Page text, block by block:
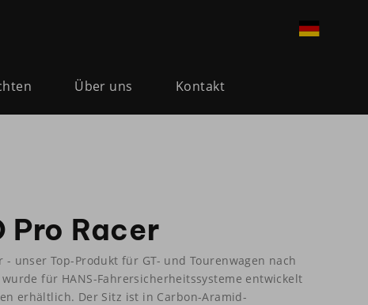
Über uns Kontakt
Pro Racer
- unser Top-Produkt für GT- und Tourenwagen nach
wurde für HANS-Fahrersicherheitssysteme entwickelt
erhältlich. Der Sitz ist in Carbon-Aramid-